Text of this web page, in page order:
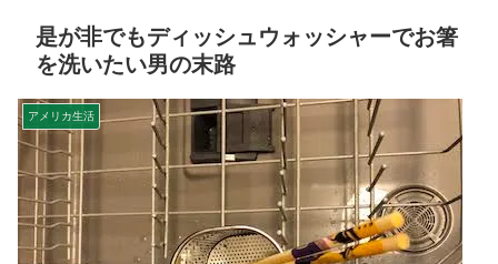
是が非でもディッシュウォッシャーでお箸
を洗いたい男の末路
アメリカ生活